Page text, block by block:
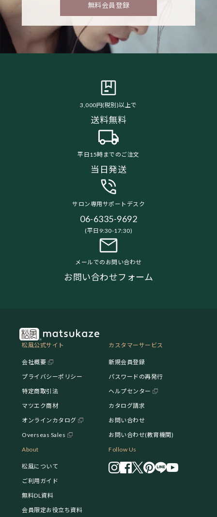
無料会員登録
3,000円(税別)以上で
送料無料
平日15時までのご注文
当日発送
サロン専用サポートデスク
06-6335-9692
(平日9:30-17:30)
メールでのお問い合わせ
お問い合わせフォーム
松風公式サイト
会社概要
プライバシーポリシー
特定商取引法
マツエク商材
オンラインカタログ
Overseas Sales
カスタマーサービス
新規会員登録
パスワードの再発行
ヘルプセンター
カタログ請求
お問い合わせ
お問い合わせ(教育機関)
About
松風について
ご利用ガイド
無料DL資料
会員限定お役立ち資料
Follow Us